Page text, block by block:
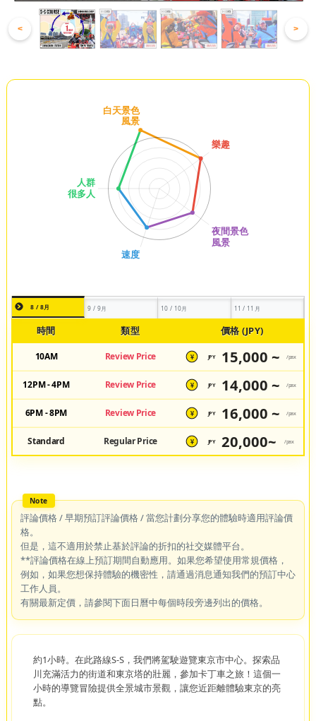
< >
8 / 8月 9 / 9月 10 / 10月 11 / 11月
時間 類型 價格 (JPY)
10AM Review Price ¥ JPY 15,000 ~ /pax
12PM - 4PM Review Price ¥ JPY 14,000 ~ /pax
6PM - 8PM Review Price ¥ JPY 16,000 ~ /pax
Standard Regular Price ¥ JPY 20,000~ /pax
評論價格 / 早期預訂評論價格 / 當您計劃分享您的體驗時適用評論價
格。
但是，這不適用於禁止基於評論的折扣的社交媒體平台。
**評論價格在線上預訂期間自動應用。如果您希望使用常規價格，
例如，如果您想保持體驗的機密性，請通過消息通知我們的預訂中心
工作人員。
有關最新定價，請參閱下面日曆中每個時段旁邊列出的價格。
約1小時。在此路線S-S，我們將駕駛遊覽東京市中心。探索品
川充滿活力的街道和東京塔的壯麗，參加卡丁車之旅！這個一
小時的導覽冒險提供全景城市景觀，讓您近距離體驗東京的亮
點。